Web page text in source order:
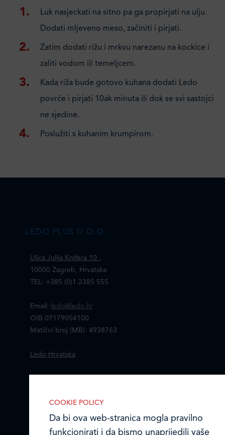
Luk nasjeckati na sitno pa ga propirjati na ulju.
Dodati mljeveno meso, začiniti i pirjati.
Zatim dodati rižu i mrkvu narezanu na kockice i
zaliti vodom ili temeljcem.
Kada riža bude gotovo kuhana dodati Ledo
povrće i pirjati 10ak minuta ili dok se svi sastojci
ne sjedine.
Poslužiti s kuhanim krumpirom.
LEDO PLUS D.O.O.
Ulica Julija Knifera 10 ,
10000 Zagreb, Hrvatska
TEL: +385 (0)1 2385 555
Email:
ledo@ledo.hr
OIB 07179054100
Matični broj (MB): 4938763
Ledo Hrvatska
Ledo u inozemstvu
Online formular
COOKIE POLICY
Da bi ova web-stranica mogla pravilno
funkcionirati i da bismo unaprijedili vaše